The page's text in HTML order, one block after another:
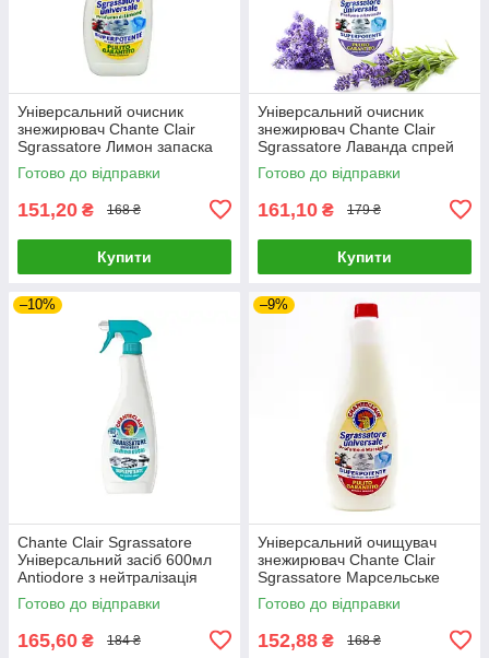
Універсальний очисник
знежирювач Chante Clair
Sgrassatore Лимон запаска
600 мл
Готово до відправки
151,20 ₴ 168 ₴
Купити
Універсальний очисник
знежирювач Chante Clair
Sgrassatore Лаванда спрей
600 мл
Готово до відправки
161,10 ₴ 179 ₴
Купити
–10%
Chante Clair Sgrassatore
Універсальний засіб 600мл
Antiodore з нейтралізація
запахів
Готово до відправки
165,60 ₴ 184 ₴
–9%
Універсальний очищувач
знежирювач Chante Clair
Sgrassatore Марсельське
мило запаска 600 мл
Готово до відправки
152,88 ₴ 168 ₴